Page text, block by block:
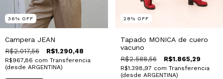
36% OFF
Campera JEAN
R$2.017,56 R$1.290,48
R$967,86 com Transferencia
(desde ARGENTINA)
28% OFF
Tapado MONICA de cuero
vacuno
R$2.588,56 R$1.865,29
R$1.398,97 com Transferencia
(desde ARGENTINA)